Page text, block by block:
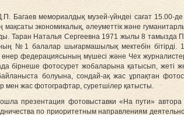
Багаев мемориалдық музей-үйндеі сағат 15.00-
мақсаты экономикалық, әлеуметтік және
Таран Наталья Сергеевна 1971 жылы 8 тамызда
№1 балалар шығармашылық мектебін бітірді.
федерациясының мүшесі және Чех
бірнеше фотосурет жобаларына қатысып, жеті
болуына, сондай-ақ жас ұрпақтан
мен жас фотографтар, суретшілер қатысты.
презентация фотовыставки «На пути»
по приоритетным направлениям